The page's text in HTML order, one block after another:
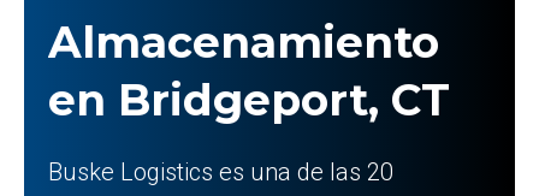
Almacenamiento
en Bridgeport, CT
Buske Logistics es una de las 20